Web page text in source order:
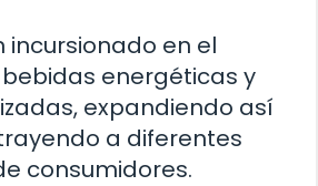
incursionado en el
energéticas y
expandiendo así
a diferentes
consumidores.